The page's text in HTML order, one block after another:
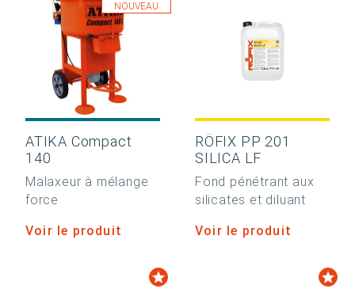
NOUVEAU
ATIKA Compact
140
Malaxeur à mélange
force
Voir le produit
RÖFIX PP 201
SILICA LF
Fond pénétrant aux
silicates et diluant
Voir le produit